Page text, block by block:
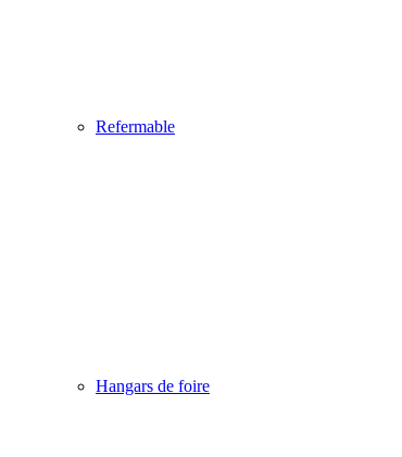
Refermable
Hangars de foire